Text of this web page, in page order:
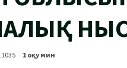
1 оқу мин